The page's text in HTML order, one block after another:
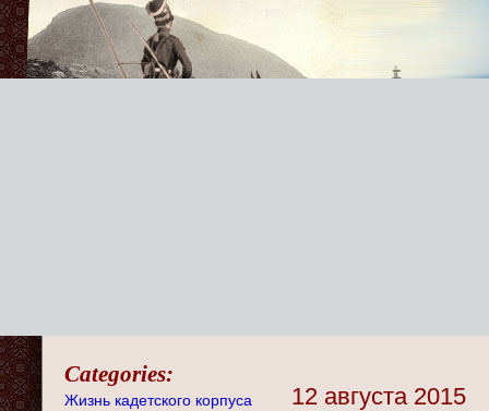
Categories:
Жизнь кадетского корпуса
12 августа 2015